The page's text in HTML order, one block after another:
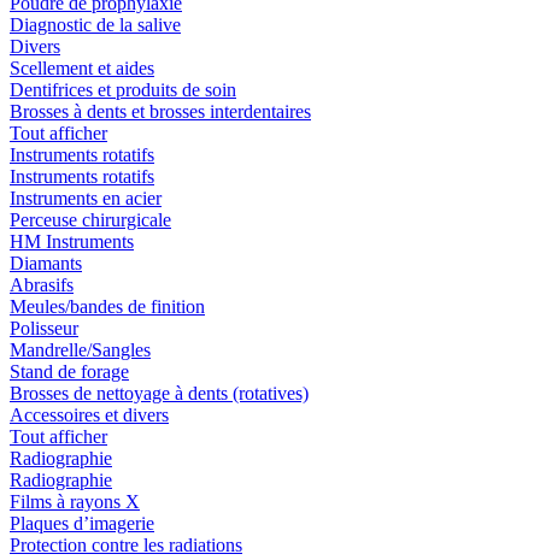
Diagnostic de la salive
Divers
Scellement et aides
Dentifrices et produits de soin
Brosses à dents et brosses interdentaires
Tout afficher
Instruments rotatifs
Instruments rotatifs
Instruments en acier
Perceuse chirurgicale
HM Instruments
Diamants
Abrasifs
Meules/bandes de finition
Polisseur
Mandrelle/Sangles
Stand de forage
Brosses de nettoyage à dents (rotatives)
Accessoires et divers
Tout afficher
Radiographie
Radiographie
Films à rayons X
Plaques d’imagerie
Protection contre les radiations